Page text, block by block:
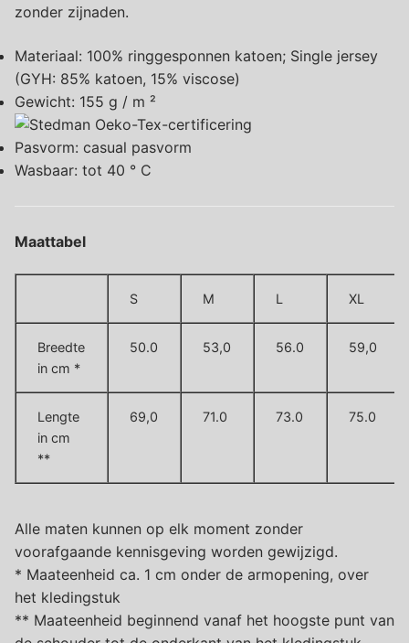
zonder zijnaden.
Materiaal: 100% ringgesponnen katoen; Single jersey
(GYH: 85% katoen, 15% viscose)
Gewicht: 155 g / m ²
Pasvorm: casual pasvorm
Wasbaar: tot 40 ° C
Maattabel
S M L XL
Breedte
in cm *
50.0 53,0 56.0 59,0
Lengte
in cm
**
69,0 71.0 73.0 75.0
Alle maten kunnen op elk moment zonder
voorafgaande kennisgeving worden gewijzigd.
* Maateenheid ca. 1 cm onder de armopening, over
het kledingstuk
** Maateenheid beginnend vanaf het hoogste punt van